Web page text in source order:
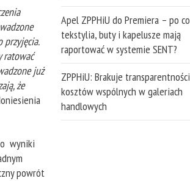
przyjęcia.
ratować
już
że
o wyniki
powrót
Apel ZPPHiU do Premiera – po co
tekstylia, buty i kapelusze mają
raportować w systemie SENT?
ZPPHiU: Brakuje transparentności
kosztów wspólnych w galeriach
handlowych